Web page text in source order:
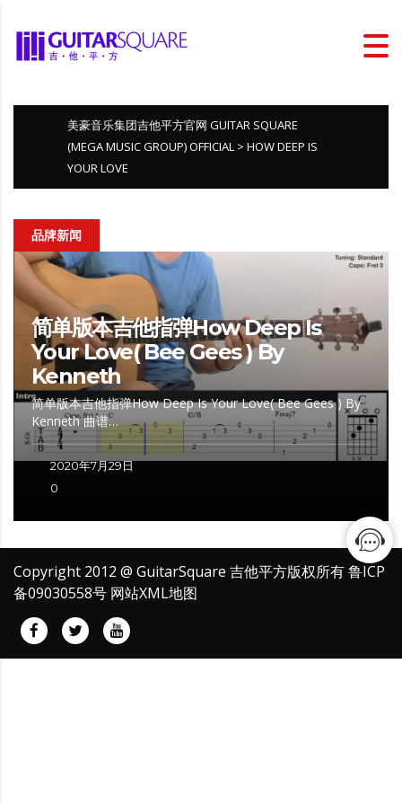
美豪音乐集团吉他平方官网 GUITAR SQUARE
(MEGA MUSIC GROUP) OFFICIAL > HOW DEEP IS
YOUR LOVE
品牌新闻
简单版本吉他指弹How Deep Is
Your Love( Bee Gees ) By
Kenneth
简单版本吉他指弹How Deep Is Your Love( Bee Gees ) By
Kenneth 曲谱…
2020年7月29日
0
Copyright 2012 @ GuitarSquare 吉他平方版权所有鲁ICP
备09030558号 网站XML地图